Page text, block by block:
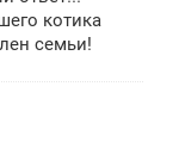
котика
семьи!